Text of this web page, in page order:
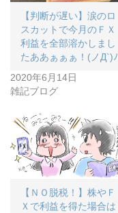
【判断が遅い】涙のロ
スカットで今月のＦＸ
利益を全部溶かしまし
たああぁぁぁ！(ノД`)ﾉ
2020年6月14日
雑記ブログ
【ＮＯ脱税！】株やＦ
Ｘで利益を得た場合は